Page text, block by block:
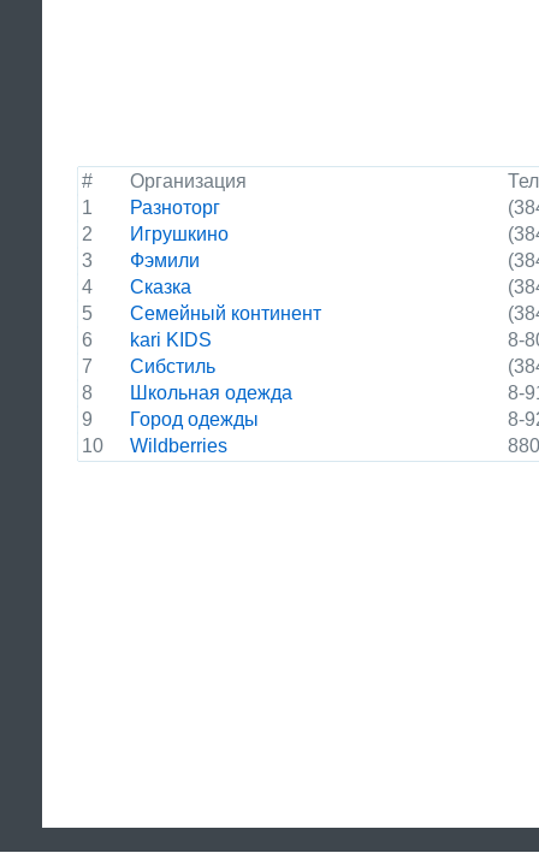
# Организация
1
Разноторг
2
Игрушкино
3
Фэмили
4
Сказка
5
Семейный континент
6
kari KIDS
8-
7
Сибстиль
8
Школьная одежда
8-
9
Город одежды
8-
10
Wildberries